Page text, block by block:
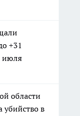
+31
июля
области
убийство в